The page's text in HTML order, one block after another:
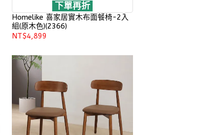
下單再折
Homelike 喜家居實木布面餐椅-2入
組(原木色)(2366)
NT$4,899